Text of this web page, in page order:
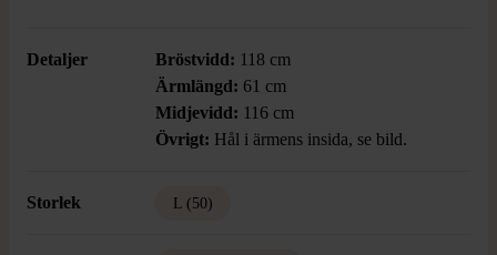
Detaljer Bröstvidd: 118 cm
Ärmlängd: 61 cm
Midjevidd: 116 cm
Övrigt: Hål i ärmens insida, se bild.
Storlek L (50)